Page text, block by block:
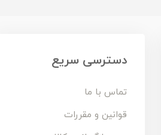
دسترسی سریع
تماس با ما
قوانین و مقررات